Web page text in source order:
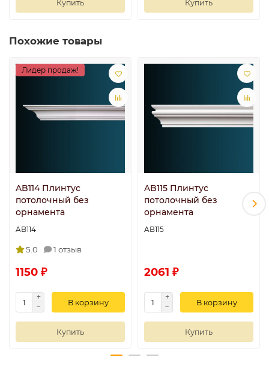
Купить Купить
Похожие товары
Лидер продаж!
AB114 Плинтус
потолочный без
орнамента
AB114
5.0 1 отзыв
1150 ₽
В корзину
Купить
AB115 Плинтус
потолочный без
орнамента
AB115
2061 ₽
В корзину
Купить